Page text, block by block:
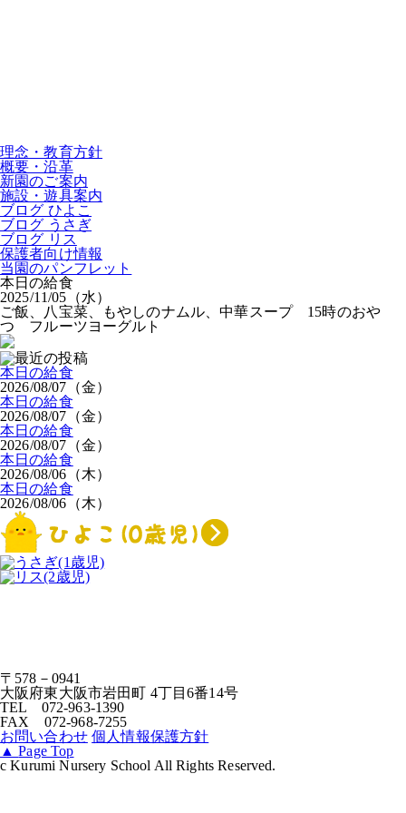
理念・教育方針
概要・沿革
新園のご案内
施設・遊具案内
ブログ ひよこ
ブログ うさぎ
ブログ リス
保護者向け情報
当園のパンフレット
本日の給食
2025/11/05（水）
ご飯、八宝菜、もやしのナムル、中華スープ 15時のおや
つ フルーツヨーグルト
本日の給食
2026/08/07（金）
本日の給食
2026/08/07（金）
本日の給食
2026/08/07（金）
本日の給食
2026/08/06（木）
本日の給食
2026/08/06（木）
〒578－0941
大阪府東大阪市岩田町 4丁目6番14号
TEL 072-963-1390
FAX 072-968-7255
お問い合わせ 個人情報保護方針
▲Page Top
c Kurumi Nursery School All Rights Reserved.